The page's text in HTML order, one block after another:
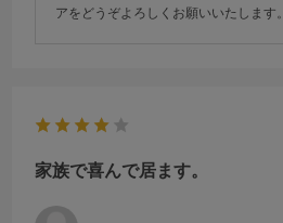
アをどうぞよろしくお願いいたします。
家族で喜んで居ます。